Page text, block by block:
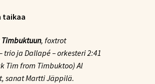
taikaa
, foxtrot
trio ja Dallapé – orkesteri 2:41
Tim from Timbuktoo) Al
sanat Martti Jäppilä.